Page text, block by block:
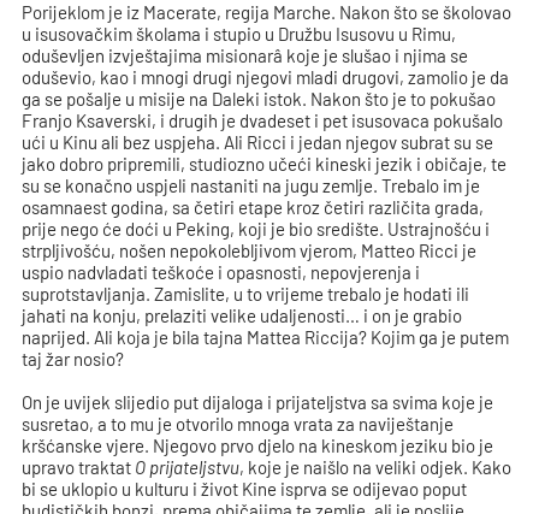
Porijeklom je iz Macerate, regija Marche. Nakon što se školovao
u isusovačkim školama i stupio u Družbu Isusovu u Rimu,
oduševljen izvještajima misionarâ koje je slušao i njima se
oduševio, kao i mnogi drugi njegovi mladi drugovi, zamolio je da
ga se pošalje u misije na Daleki istok. Nakon što je to pokušao
Franjo Ksaverski, i drugih je dvadeset i pet isusovaca pokušalo
ući u Kinu ali bez uspjeha. Ali Ricci i jedan njegov subrat su se
jako dobro pripremili, studiozno učeći kineski jezik i običaje, te
su se konačno uspjeli nastaniti na jugu zemlje. Trebalo im je
osamnaest godina, sa četiri etape kroz četiri različita grada,
prije nego će doći u Peking, koji je bio središte. Ustrajnošću i
strpljivošću, nošen nepokolebljivom vjerom, Matteo Ricci je
uspio nadvladati teškoće i opasnosti, nepovjerenja i
suprotstavljanja. Zamislite, u to vrijeme trebalo je hodati ili
jahati na konju, prelaziti velike udaljenosti… i on je grabio
naprijed. Ali koja je bila tajna Mattea Riccija? Kojim ga je putem
taj žar nosio?
On je uvijek slijedio put dijaloga i prijateljstva sa svima koje je
susretao, a to mu je otvorilo mnoga vrata za naviještanje
kršćanske vjere. Njegovo prvo djelo na kineskom jeziku bio je
upravo traktat O prijateljstvu, koje je naišlo na veliki odjek. Kako
bi se uklopio u kulturu i život Kine isprva se odijevao poput